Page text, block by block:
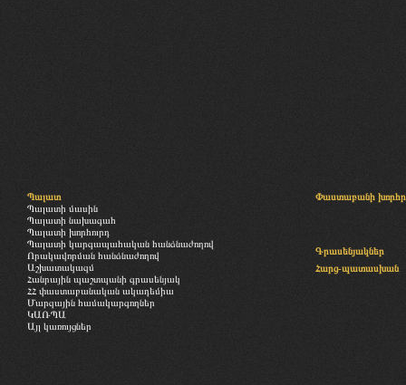
Պալատ
Պալատի մասին
Պալատի նախագահ
Պալատի խորհուրդ
Պալատի կարգապահական հանձնաժողով
Որակավորման հանձնաժողով
Աշխատակազմ
Հանրային պաշտպանի գրասենյակ
ՀՀ փաստաբանական ակադեմիա
Մարզային համակարգողներ
ԿԱՌՊԱ
Այլ կառույցներ
Փաստաբանի
Գրասենյակներ
Հարց-պատասխան